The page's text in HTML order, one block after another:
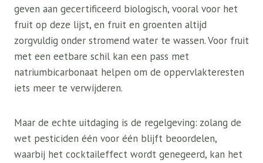
geven aan gecertificeerd biologisch, vooral voor het
fruit op deze lijst, en fruit en groenten altijd
zorgvuldig onder stromend water te wassen. Voor fruit
met een eetbare schil kan een pass met
natriumbicarbonaat helpen om de oppervlakteresten
iets meer te verwijderen.
Maar de echte uitdaging is de regelgeving: zolang de
wet pesticiden één voor één blijft beoordelen,
waarbij het cocktaileffect wordt genegeerd, kan het